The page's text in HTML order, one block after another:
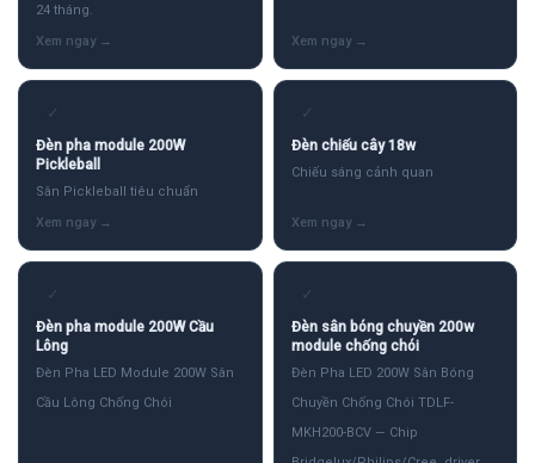
24 tháng.
✓
Đèn pha module 200W
Pickleball
Sân Pickleball tiêu chuẩn
✓
Đèn chiếu cây 18w
Chiếu sáng cảnh quan
✓
Đèn pha module 200W Cầu
Lông
Đèn Pha LED Module 200W Sân
Cầu Lông Chống Chói
✓
Đèn sân bóng chuyền 200w
module chống chói
Đèn Pha LED 200W Sân Bóng
Chuyền Chống Chói TDLF-
MKH200-BCV — Chip